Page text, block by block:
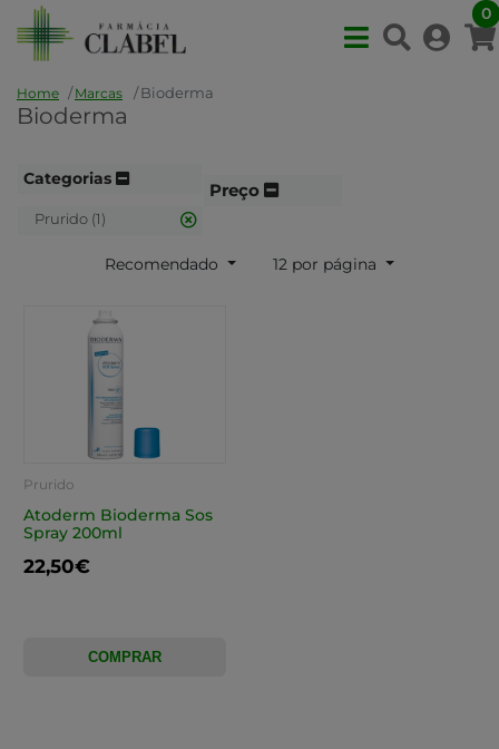
0
Home Marcas Bioderma
Bioderma
Categorias
Prurido (1)
Preço
Recomendado 12 por página
Prurido
Atoderm Bioderma Sos
Spray 200ml
22,50€
COMPRAR